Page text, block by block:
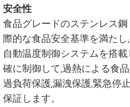
安全性
食品グレードのステンレス
際的な食品安全基準を満たし
自動温度制御システムを搭
確に制御して,過熱による食
過負荷保護,漏洩保護,緊急停
保証します。